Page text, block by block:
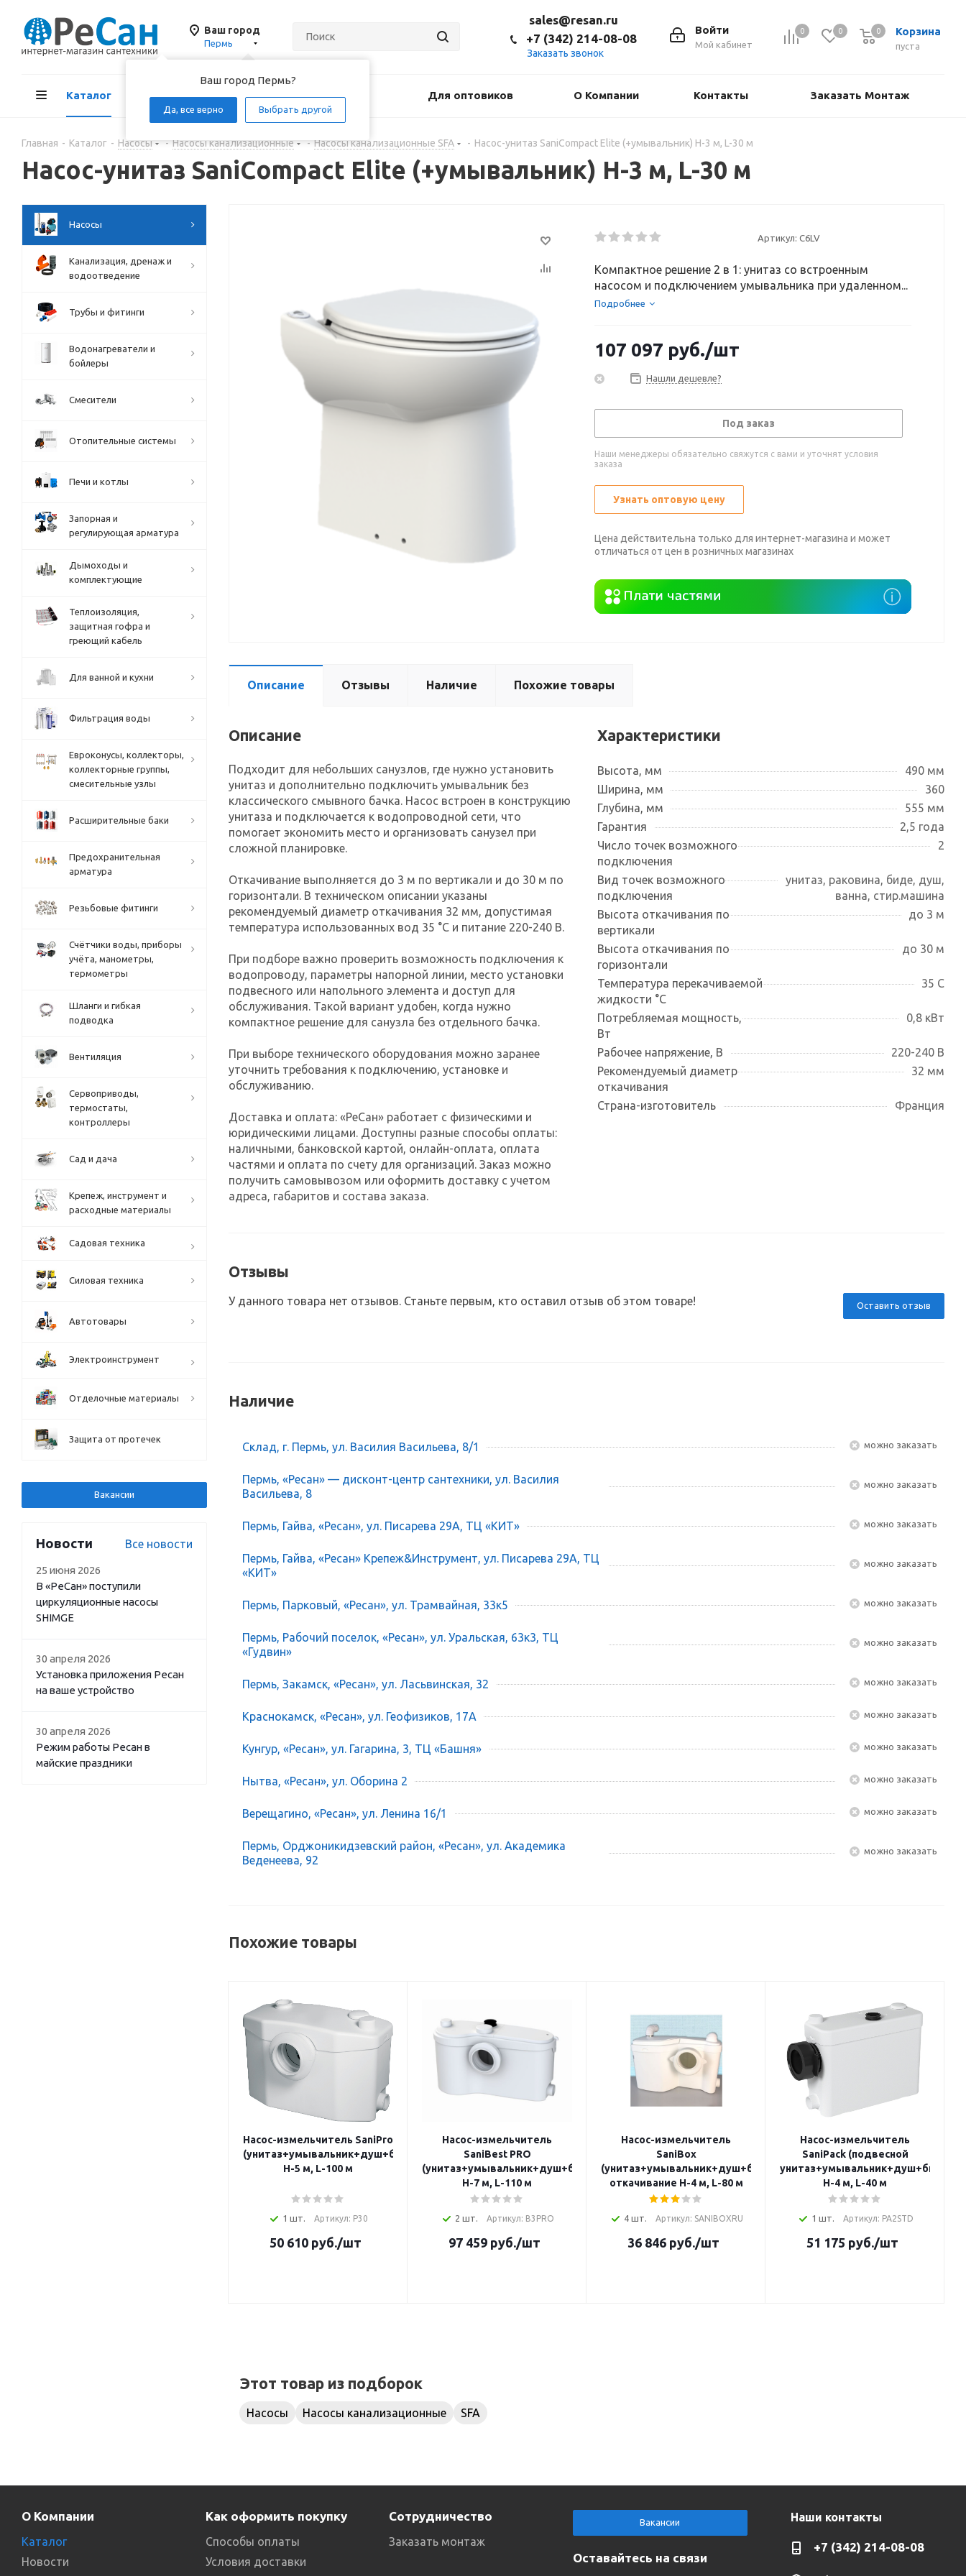
Ваш город
Пермь
Ваш город Пермь?
Да, все верно Выбрать другой
0 0 Корзина
пуста
0
Войти
Мой кабинет
sales@resan.ru
+7 (342) 214-08-08
Заказать звонок
Каталог Акции Доставка Для оптовиков О Компании Контакты Заказать Монтаж
Главная - Каталог - Насосы - Насосы канализационные - Насосы канализационные SFA - Насос-унитаз SaniCompact Elite (+умывальник) H-3 м, L-30 м
Насос-унитаз SaniCompact Elite (+умывальник) H-3 м, L-30 м
Артикул: C6LV
Компактное решение 2 в 1: унитаз со встроенным
насосом и подключением умывальника при удаленном...
Подробнее
107 097 руб./шт
Нашли дешевле?
Под заказ
Наши менеджеры обязательно свяжутся с вами и уточнят условия
заказа
Узнать оптовую цену
Цена действительна только для интернет-магазина и может
отличаться от цен в розничных магазинах
Описание Отзывы Наличие Похожие товары
Описание
Подходит для небольших санузлов, где нужно установить
унитаз и дополнительно подключить умывальник без
классического смывного бачка. Насос встроен в конструкцию
унитаза и подключается к водопроводной сети, что
помогает экономить место и организовать санузел при
сложной планировке.
Откачивание выполняется до 3 м по вертикали и до 30 м по
горизонтали. В техническом описании указаны
рекомендуемый диаметр откачивания 32 мм, допустимая
температура использованных вод 35 °C и питание 220-240 В.
При подборе важно проверить возможность подключения к
водопроводу, параметры напорной линии, место установки
подвесного или напольного элемента и доступ для
обслуживания. Такой вариант удобен, когда нужно
компактное решение для санузла без отдельного бачка.
При выборе технического оборудования можно заранее
уточнить требования к подключению, установке и
обслуживанию.
Доставка и оплата: «РеСан» работает с физическими и
юридическими лицами. Доступны разные способы оплаты:
наличными, банковской картой, онлайн-оплата, оплата
частями и оплата по счету для организаций. Заказ можно
получить самовывозом или оформить доставку с учетом
адреса, габаритов и состава заказа.
Характеристики
Высота, мм
490 мм
Ширина, мм
360
Глубина, мм
555 мм
Гарантия
2,5 года
Число точек возможного
подключения
2
Вид точек возможного
подключения
унитаз, раковина, биде, душ,
ванна, стир.машина
Высота откачивания по
вертикали
до 3 м
Высота откачивания по
горизонтали
до 30 м
Температура перекачиваемой
жидкости °С
35 С
Потребляемая мощность,
Вт
0,8 кВт
Рабочее напряжение, В
220-240 В
Рекомендуемый диаметр
откачивания
32 мм
Страна-изготовитель Франция
Отзывы
Оставить отзыв
У данного товара нет отзывов. Станьте первым, кто оставил отзыв об этом товаре!
Наличие
Склад, г. Пермь, ул. Василия Васильева, 8/1 Можно заказать
Пермь, «Ресан» — дисконт-центр сантехники, ул. Василия
Васильева, 8
Можно заказать
Пермь, Гайва, «Ресан», ул. Писарева 29А, ТЦ «КИТ» Можно заказать
Пермь, Гайва, «Ресан» Крепеж&Инструмент, ул. Писарева 29А, ТЦ
«КИТ»
Можно заказать
Пермь, Парковый, «Ресан», ул. Трамвайная, 33к5 Можно заказать
Пермь, Рабочий поселок, «Ресан», ул. Уральская, 63к3, ТЦ
«Гудвин»
Можно заказать
Пермь, Закамск, «Ресан», ул. Ласьвинская, 32 Можно заказать
Краснокамск, «Ресан», ул. Геофизиков, 17А Можно заказать
Кунгур, «Ресан», ул. Гагарина, 3, ТЦ «Башня» Можно заказать
Нытва, «Ресан», ул. Оборина 2 Можно заказать
Верещагино, «Ресан», ул. Ленина 16/1 Можно заказать
Пермь, Орджоникидзевский район, «Ресан», ул. Академика
Веденеева, 92
Можно заказать
Похожие товары
Насос-измельчитель SaniPro
(унитаз+умывальник+душ+биде)
Н-5 м, L-100 м
1 шт. Артикул: P30
50 610 руб./шт
Насос-измельчитель
SaniBest PRO
(унитаз+умывальник+душ+биде)
H-7 м, L-110 м
2 шт. Артикул: B3PRO
97 459 руб./шт
Насос-измельчитель
SaniBox
(унитаз+умывальник+душ+биде)
откачивание H-4 м, L-80 м
4 шт. Артикул: SANIBOXRU
36 846 руб./шт
Насос-измельчитель
SaniPack (подвесной
унитаз+умывальник+душ+биде)
Н-4 м, L-40 м
1 шт. Артикул: PA2STD
51 175 руб./шт
Этот товар из подборок
Насосы Насосы канализационные SFA
Насосы
Канализация, дренаж и
водоотведение
Трубы и фитинги
Водонагреватели и
бойлеры
Смесители
Отопительные системы
Печи и котлы
Запорная и
регулирующая арматура
Дымоходы и
комплектующие
Теплоизоляция,
защитная гофра и
греющий кабель
Для ванной и кухни
Фильтрация воды
Евроконусы, коллекторы,
коллекторные группы,
смесительные узлы
Расширительные баки
Предохранительная
арматура
Резьбовые фитинги
Счётчики воды, приборы
учёта, манометры,
термометры
Шланги и гибкая
подводка
Вентиляция
Сервоприводы,
термостаты,
контроллеры
Сад и дача
Крепеж, инструмент и
расходные материалы
Садовая техника
Силовая техника
Автотовары
Электроинструмент
Отделочные материалы
Защита от протечек
Вакансии
Новости Все новости
25 июня 2026
В «РеСан» поступили
циркуляционные насосы
SHIMGE
30 апреля 2026
Установка приложения Ресан
на ваше устройство
30 апреля 2026
Режим работы Ресан в
майские праздники
О Компании
Каталог
Новости
Как оформить покупку
Способы оплаты
Условия доставки
Сотрудничество
Заказать монтаж
Вакансии
Оставайтесь на связи
Наши контакты
+7 (342) 214-08-08